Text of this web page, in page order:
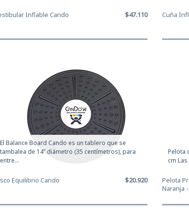
Inflable Cando $47.110 Cuña
El Balance Board Cando es un tablero que se
tambalea de 14” diámetro (35 centímetros), para
entre...
Equilibrio Cando $20.920
Pelota
cm
Pelota
Naranja